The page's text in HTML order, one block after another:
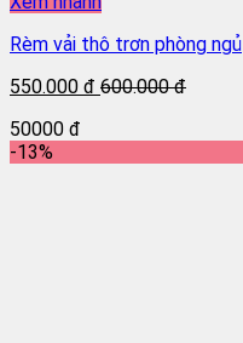
Rèm vải thô trơn phòng ngủ
550.000 đ 600.000 đ
50000 đ
-13%